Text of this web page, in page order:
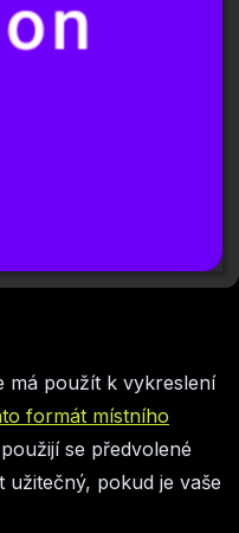
má použít k vykreslení
formát místního
se předvolené
užitečný, pokud je vaše